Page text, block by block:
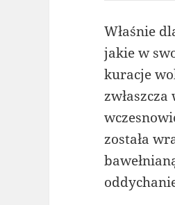
Właśnie
jakie w
kuracje
została